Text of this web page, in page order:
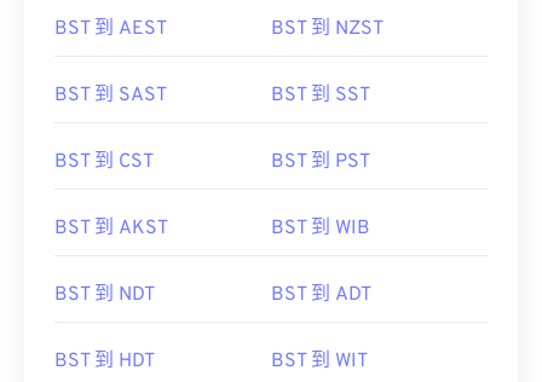
BST 到 AEST BST 到 NZST
BST 到 SAST BST 到 SST
BST 到 CST BST 到 PST
BST 到 AKST BST 到 WIB
BST 到 NDT BST 到 ADT
BST 到 HDT BST 到 WIT